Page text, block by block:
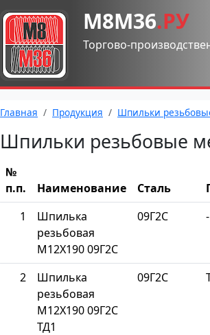
М8М36.РУ
Торгово-
Главная Продукция Шпильки
Шпильки резьбовые
№
п.п.
Наименование Сталь
1
Шпилька
резьбовая
М12Х190 09Г2С
09Г2С -
2
Шпилька
резьбовая
М12Х190 09Г2С
ТД1
09Г2С